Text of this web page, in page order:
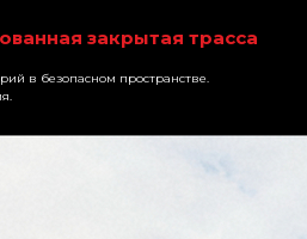
закрытая трасса
в безопасном пространстве.